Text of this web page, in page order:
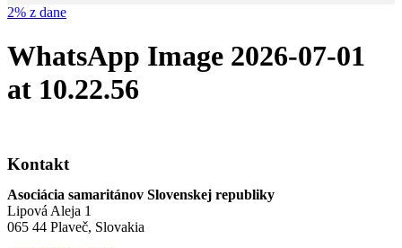
2% z dane
WhatsApp Image 2026-07-01
at 10.22.56
Kontakt
Asociácia samaritánov Slovenskej republiky
Lipová Aleja 1
065 44 Plaveč, Slovakia